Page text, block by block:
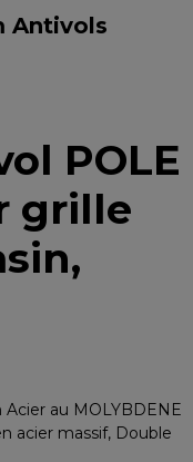
Antivols
POLE
grille
au MOLYBDENE
acier massif, Double